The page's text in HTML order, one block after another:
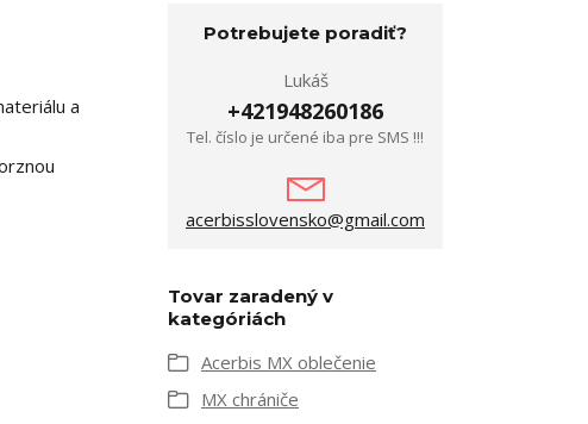
a
Potrebujete poradiť?
Lukáš
+421948260186
Tel. číslo je určené iba pre SMS !!!
acerbisslovensko@gmail.com
Tovar zaradený v
kategóriách
Acerbis MX oblečenie
MX chrániče